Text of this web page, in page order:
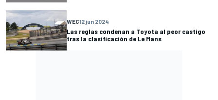
WEC12 jun 2024
Las reglas condenan a Toyota al peor castigo
tras la clasificación de Le Mans